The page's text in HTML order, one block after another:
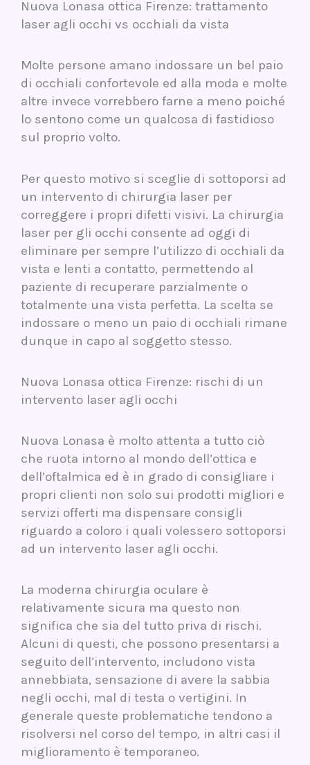
Nuova Lonasa ottica Firenze: trattamento
laser agli occhi vs occhiali da vista
Molte persone amano indossare un bel paio
di occhiali confortevole ed alla moda e molte
altre invece vorrebbero farne a meno poiché
lo sentono come un qualcosa di fastidioso
sul proprio volto.
Per questo motivo si sceglie di sottoporsi ad
un intervento di chirurgia laser per
correggere i propri difetti visivi. La chirurgia
laser per gli occhi consente ad oggi di
eliminare per sempre l’utilizzo di occhiali da
vista e lenti a contatto, permettendo al
paziente di recuperare parzialmente o
totalmente una vista perfetta. La scelta se
indossare o meno un paio di occhiali rimane
dunque in capo al soggetto stesso.
Nuova Lonasa ottica Firenze: rischi di un
intervento laser agli occhi
Nuova Lonasa è molto attenta a tutto ciò
che ruota intorno al mondo dell’ottica e
dell’oftalmica ed è in grado di consigliare i
propri clienti non solo sui prodotti migliori e
servizi offerti ma dispensare consigli
riguardo a coloro i quali volessero sottoporsi
ad un intervento laser agli occhi.
La moderna chirurgia oculare è
relativamente sicura ma questo non
significa che sia del tutto priva di rischi.
Alcuni di questi, che possono presentarsi a
seguito dell’intervento, includono vista
annebbiata, sensazione di avere la sabbia
negli occhi, mal di testa o vertigini. In
generale queste problematiche tendono a
risolversi nel corso del tempo, in altri casi il
miglioramento è temporaneo.